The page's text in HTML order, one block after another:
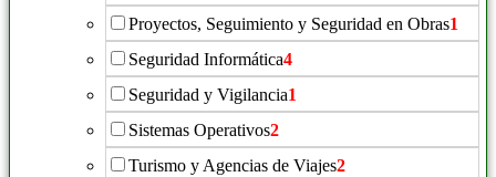
Proyectos, Seguimiento y Seguridad en Obras1
Seguridad Informática4
Seguridad y Vigilancia1
Sistemas Operativos2
Turismo y Agencias de Viajes2